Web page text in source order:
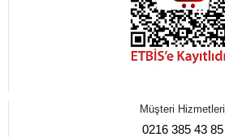
Müşteri Hizmetleri
0216 385 43 85